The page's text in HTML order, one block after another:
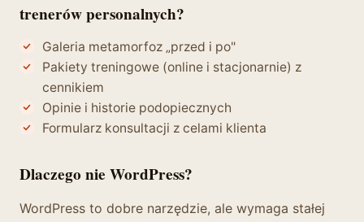
trenerów personalnych?
Galeria metamorfoz „przed i po"
Pakiety treningowe (online i stacjonarnie) z
cennikiem
Opinie i historie podopiecznych
Formularz konsultacji z celami klienta
Dlaczego nie WordPress?
WordPress to dobre narzędzie, ale wymaga stałej